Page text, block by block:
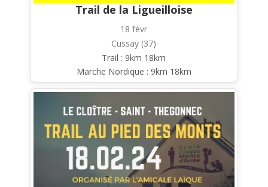
Trail de la Ligueilloise
18 févr
Cussay (37)
Trail : 9km 18km
Marche Nordique : 9km 18km